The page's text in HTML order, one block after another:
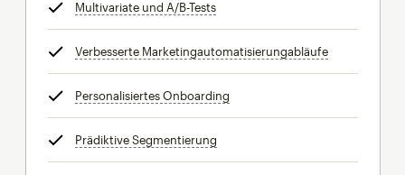
Multivariate und A/B-Teststooltip
Verbesserte Marketingautomatisierungabläufetooltip
Personalisiertes Onboarding
Prädiktive Segmentierung